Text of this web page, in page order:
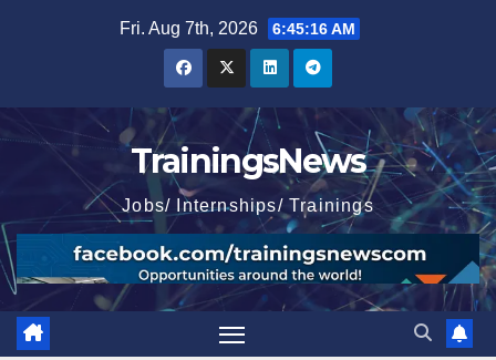
Fri. Aug 7th, 2026 6:45:18 AM
TrainingsNews
Jobs/ Internships/ Trainings